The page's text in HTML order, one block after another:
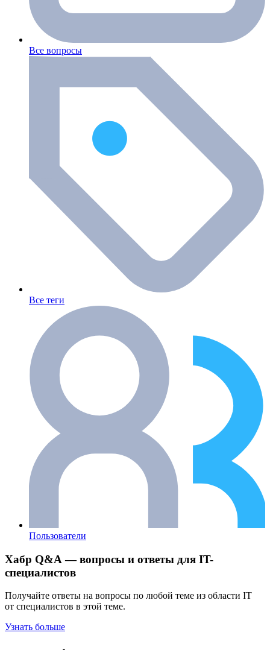
Все вопросы
Все теги
Пользователи
Хабр Q&A — вопросы и ответы для IT-
специалистов
Получайте ответы на вопросы по любой теме из области IT
от специалистов в этой теме.
Узнать больше